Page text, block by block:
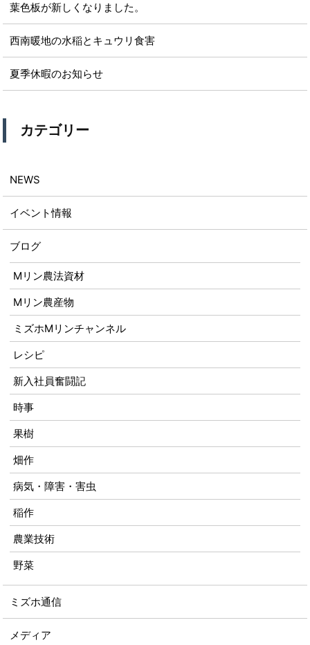
葉色板が新しくなりました。
西南暖地の水稲とキュウリ食害
夏季休暇のお知らせ
カテゴリー
NEWS
イベント情報
ブログ
Mリン農法資材
Mリン農産物
ミズホMリンチャンネル
レシピ
新入社員奮闘記
時事
果樹
畑作
病気・障害・害虫
稲作
農業技術
野菜
ミズホ通信
メディア